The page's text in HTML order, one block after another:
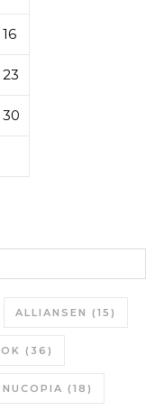
16
23
30
ALLIANSEN (15)
(36)
(18)